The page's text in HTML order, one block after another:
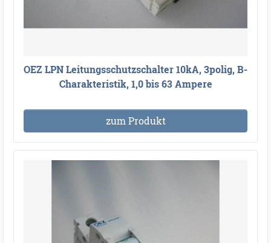
OEZ LPN Leitungsschutzschalter 10kA, 3polig, B-
Charakteristik, 1,0 bis 63 Ampere
zum Produkt